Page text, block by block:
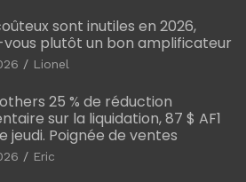
sont inutiles en 2026,
plutôt un bon amplificateur
Lionel
25 % de réduction
sur la liquidation, 87 $ AF1
jeudi. Poignée de ventes
Eric